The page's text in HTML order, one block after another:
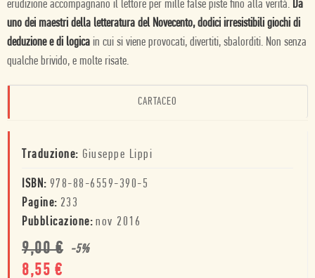
erudizione accompagnano il lettore per mille false piste fino alla verità. Da
uno dei maestri della letteratura del Novecento, dodici irresistibili giochi di
deduzione e di logica in cui si viene provocati, divertiti, sbalorditi. Non senza
qualche brivido, e molte risate.
CARTACEO
Traduzione: Giuseppe Lippi
ISBN: 978-88-6559-390-5
Pagine: 233
Pubblicazione: nov 2016
9,00€ -5%
8,55 €